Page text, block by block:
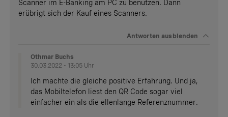
Scanner im E-Banking am PC zu benutzen. Dann
erübrigt sich der Kauf eines Scanners.
Antworten ausblenden
Othmar Buchs
30.03.2022 - 13:05 Uhr
Ich machte die gleiche positive Erfahrung. Und ja,
das Mobiltelefon liest den QR Code sogar viel
einfacher ein als die ellenlange Referenznummer.